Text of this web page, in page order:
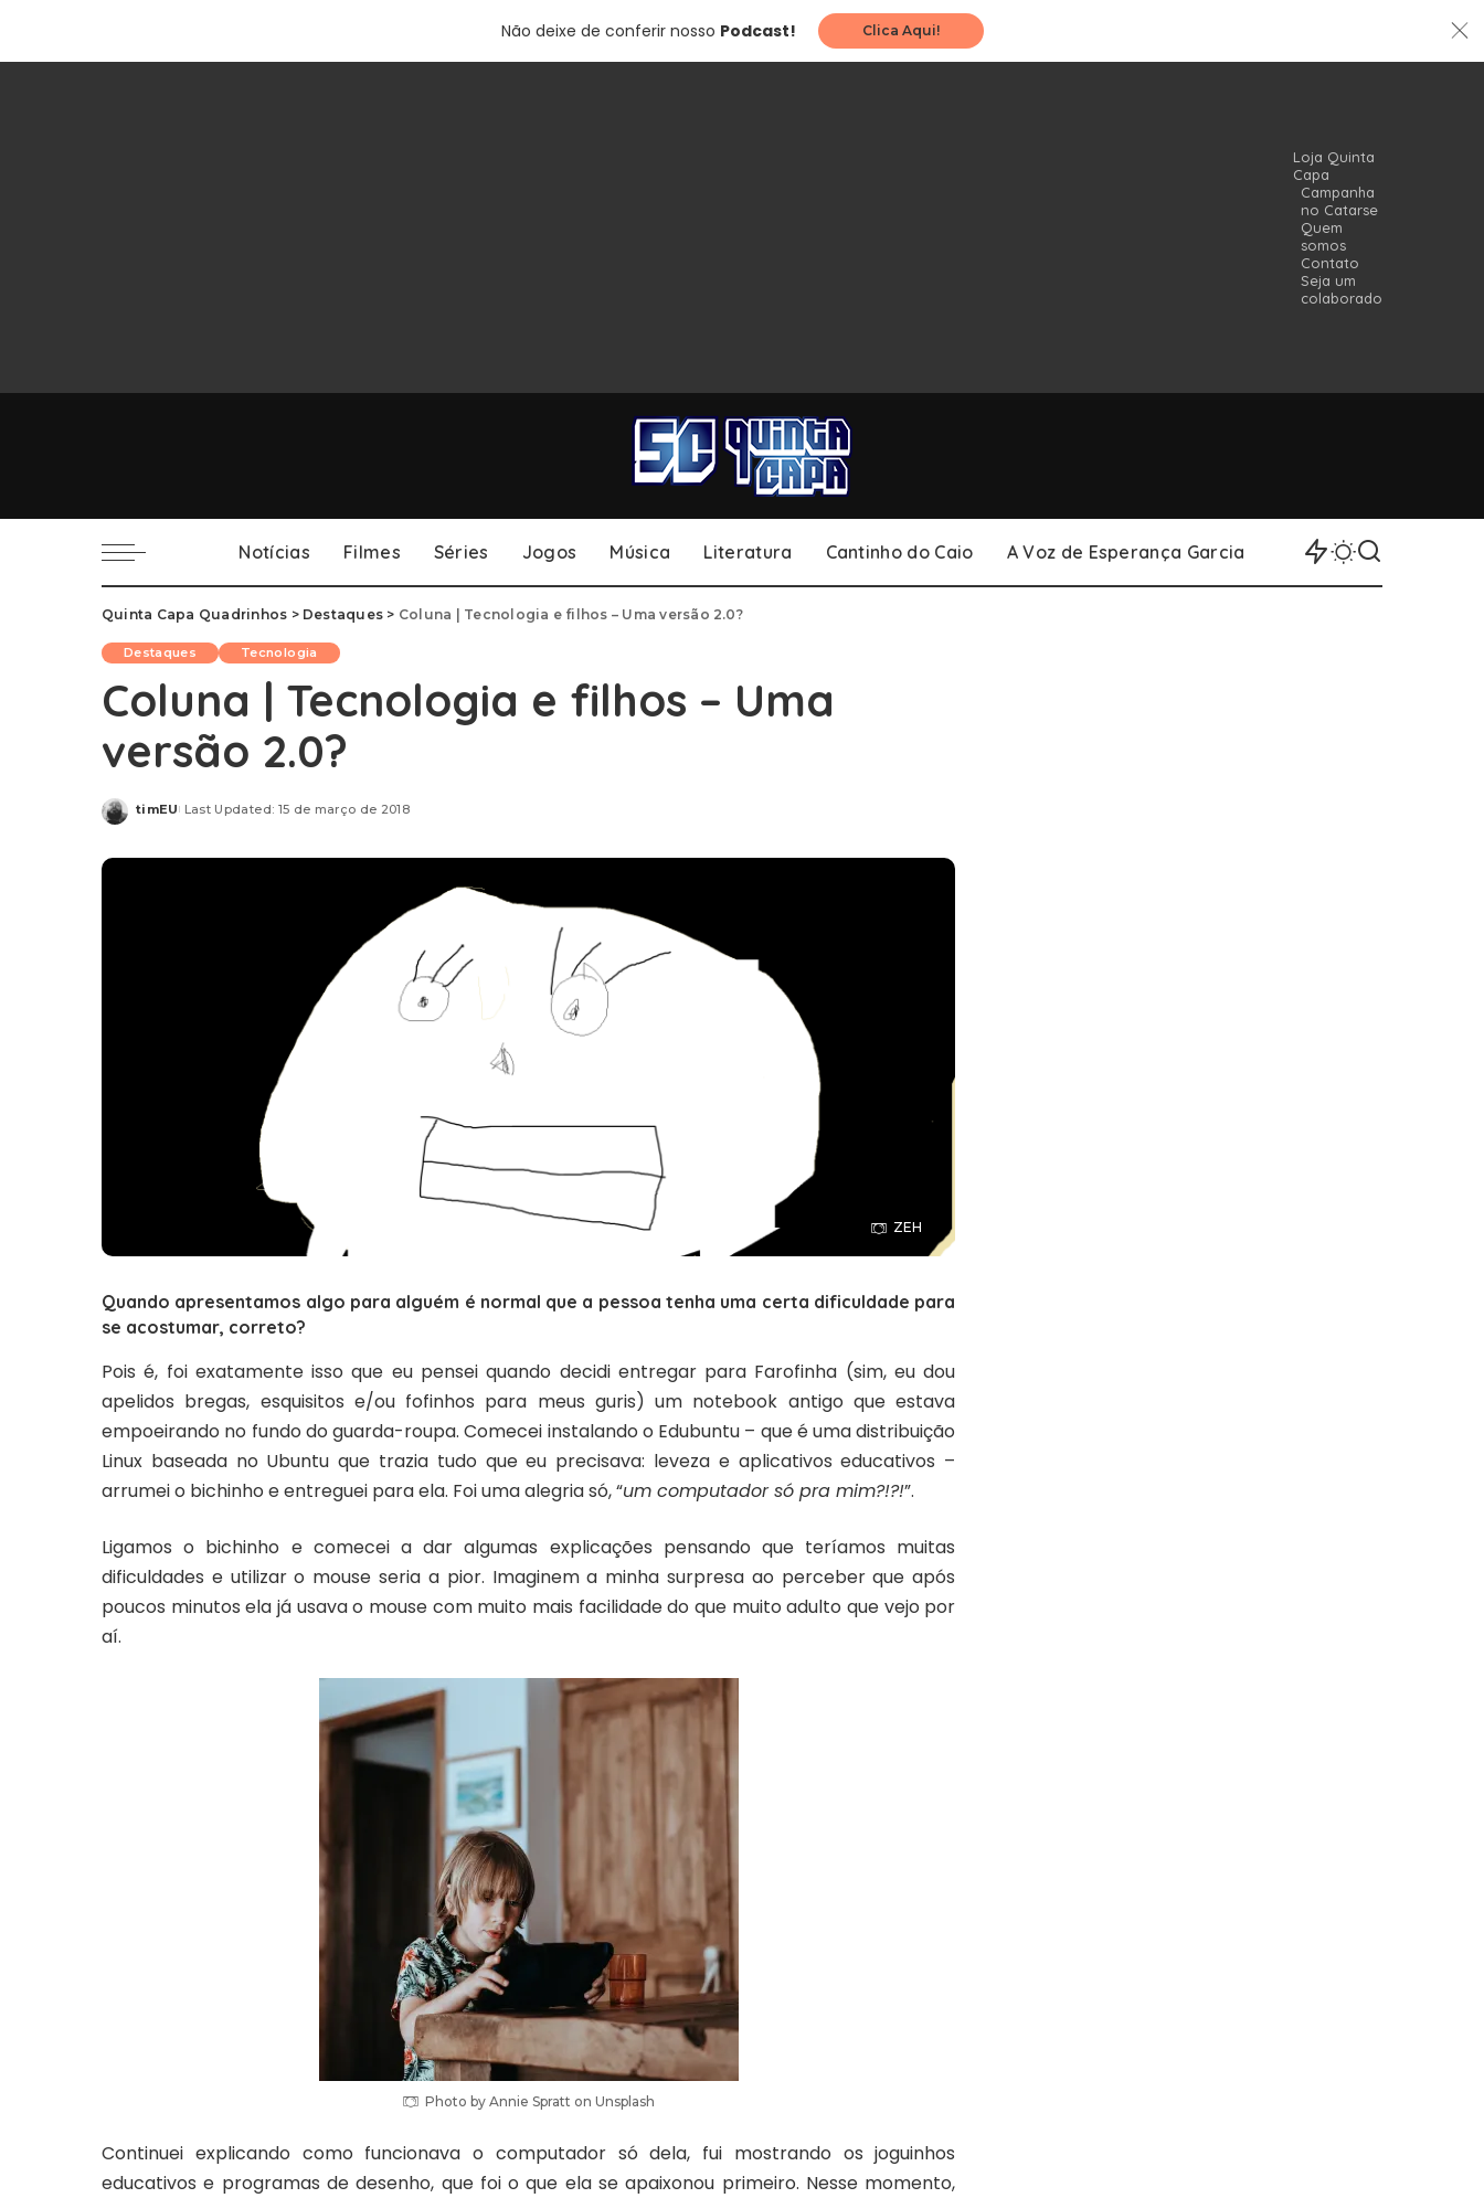
Não deixe de conferir nosso Podcast! Clica Aqui!
Loja Quinta
Capa
Campanha
no Catarse
Quem
somos
Contato
Seja um
colaborador
Notícias Filmes Séries Jogos Música Literatura Cantinho do Caio A Voz de Esperança Garcia
Quinta Capa Quadrinhos > Destaques > Coluna | Tecnologia e filhos – Uma versão 2.0?
Destaques Tecnologia
Coluna | Tecnologia e filhos – Uma
versão 2.0?
Posted
timEU Last Updated: 15 de março de 2018
ZEH
Quando apresentamos algo para alguém é normal que a pessoa tenha uma certa dificuldade para
se acostumar, correto?
Pois é, foi exatamente isso que eu pensei quando decidi entregar para Farofinha (sim, eu dou
apelidos bregas, esquisitos e/ou fofinhos para meus guris) um notebook antigo que estava
empoeirando no fundo do guarda-roupa. Comecei instalando o Edubuntu – que é uma distribuição
Linux baseada no Ubuntu que trazia tudo que eu precisava: leveza e aplicativos educativos –
arrumei o bichinho e entreguei para ela. Foi uma alegria só, “um computador só pra mim?!?!”.
Ligamos o bichinho e comecei a dar algumas explicações pensando que teríamos muitas
dificuldades e utilizar o mouse seria a pior. Imaginem a minha surpresa ao perceber que após
poucos minutos ela já usava o mouse com muito mais facilidade do que muito adulto que vejo por
aí.
Photo byAnnie Spratt onUnsplash
Continuei explicando como funcionava o computador só dela, fui mostrando os joguinhos
educativos e programas de desenho, que foi o que ela se apaixonou primeiro. Nesse momento,